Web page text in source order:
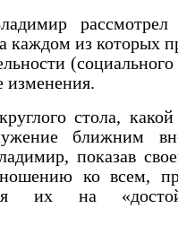
рассмотрел
каждом из которых
изменения.
стола,
ближним
показав
ко всем,
их на